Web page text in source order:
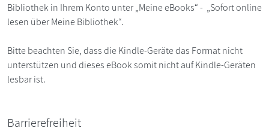
Bibliothek in Ihrem Konto unter „Meine eBooks“ - „Sofort online
lesen über Meine Bibliothek“.
Bitte beachten Sie, dass die Kindle-Geräte das Format nicht
unterstützen und dieses eBook somit nicht auf Kindle-Geräten
lesbar ist.
Barrierefreiheit